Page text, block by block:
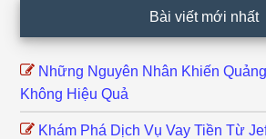
Bài viết mới nhất
Những Nguyên Nhân Khiến
Không Hiệu Quả
Khám Phá Dịch Vụ Vay Tiền Từ